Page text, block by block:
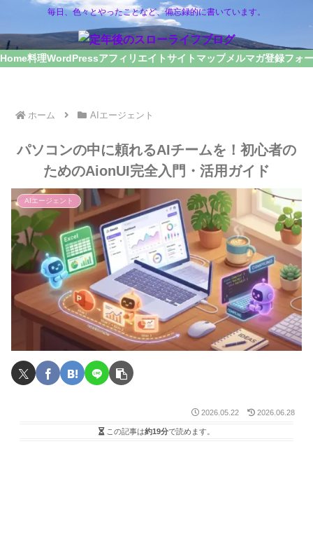
毎日、色々とやったことなど、備忘録的に書いています。
Home料理WordPressアフィリエイトサイトマップメルマガ登録フォ
ホーム AIエージェント
パソコンの中に頼れるAIチームを！初心者の
ためのAionUI完全入門・活用ガイド
AIエージェント
2026.05.22 2026.06.28
この記事は約19分で読めます。